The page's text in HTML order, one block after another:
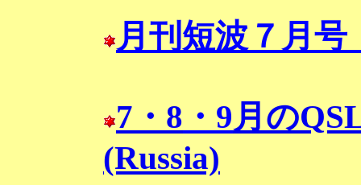
月刊短波７ 月
7・8 ・9月の
(Russia)